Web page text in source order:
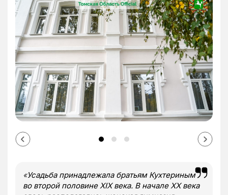
«Усадьба принадлежала братьям Кухтериным
во второй половине XIX века. В начале XX века